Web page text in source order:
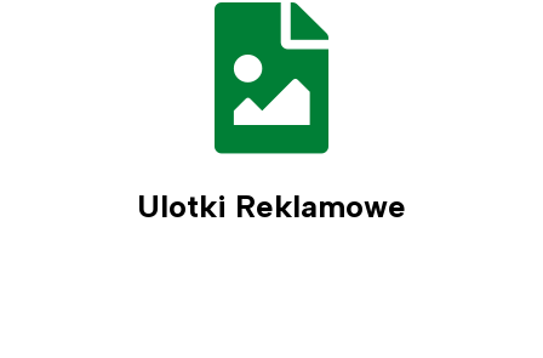

Ulotki Reklamowe